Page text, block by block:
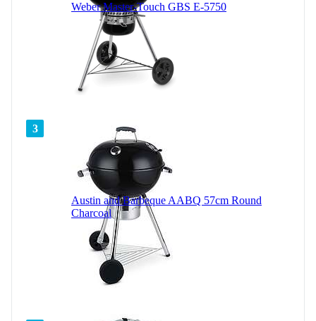
Weber Master-Touch GBS E-5750
3
Austin and Barbeque AABQ 57cm Round
Charcoal